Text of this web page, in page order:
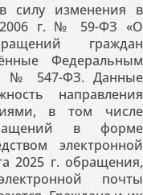
силу изменения в
г. № 59-ФЗ «О
граждан
Федеральным
№ 547-ФЗ. Данные
направления
в том числе
в форме
электронной
2025 г. обращения,
почты